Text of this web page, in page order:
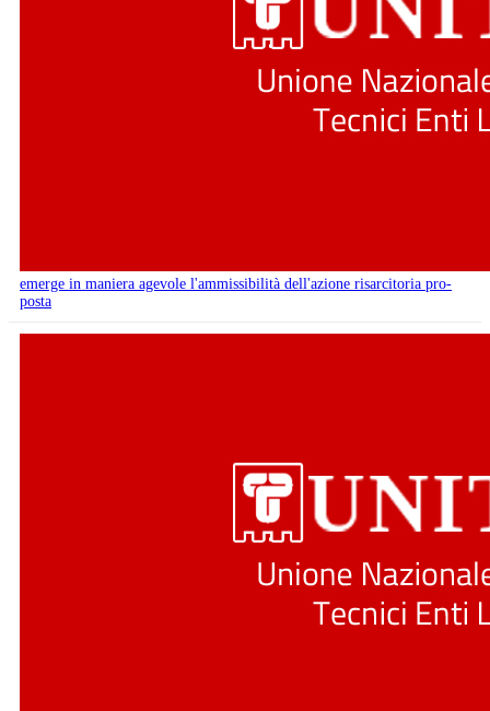
emerge in maniera agevole l'ammissibilità dell'azione risarcitoria pro-
posta